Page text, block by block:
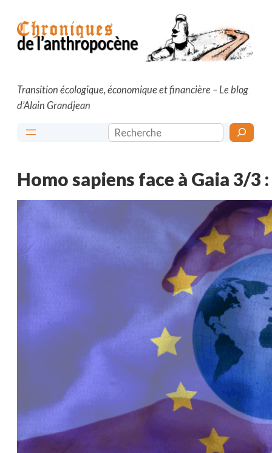
contenu
Transition écologique, économique et financière – Le blog
d’Alain Grandjean
Rechercher
Homo sapiens face à Gaia 3/3